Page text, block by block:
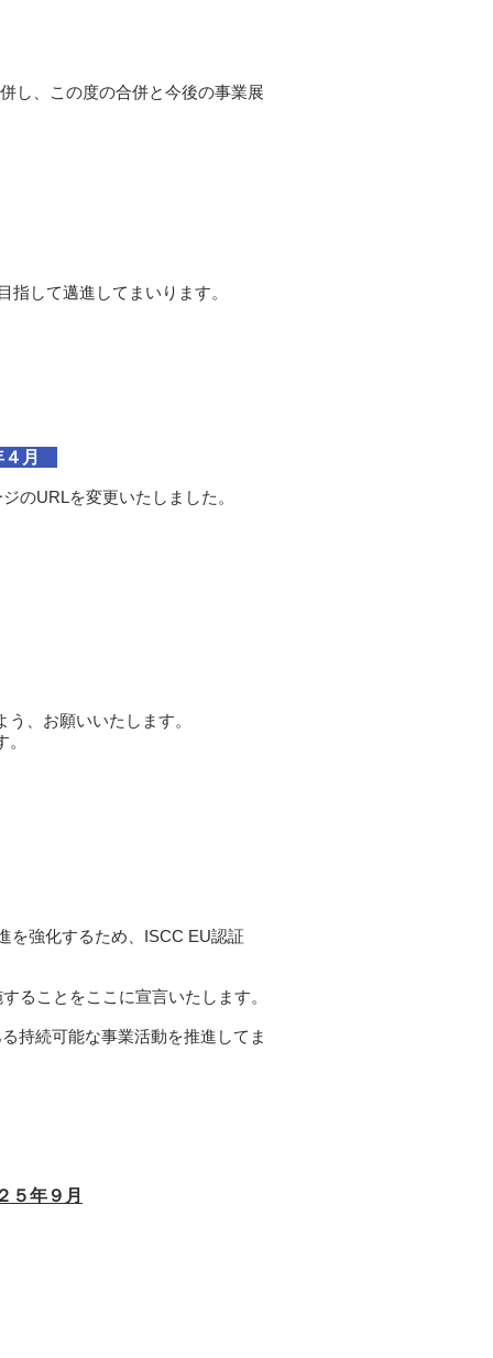
し、この度の合併と今後の事業展
して邁進してまいります。
４月​
のURLを変更いたしました。
、お願いいたします。
を強化するため、ISCC EU認証
ることをここに宣言いたします。
持続可能な事業活動を推進してま
年９月​